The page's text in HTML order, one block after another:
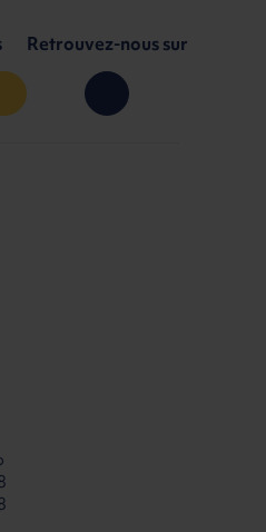
Retrouvez-nous sur